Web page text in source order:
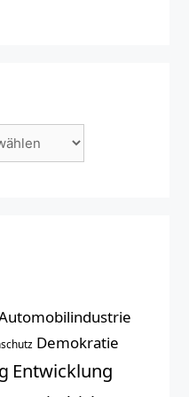
Demokratie
Entwicklung